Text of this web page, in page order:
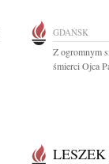
GDAŃSK
Z ogromnym
śmierci Ojca